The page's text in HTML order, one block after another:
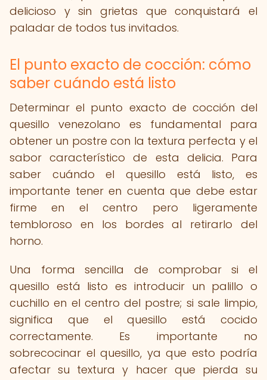
delicioso y sin grietas que conquistará el
paladar de todos tus invitados.
El punto exacto de cocción: cómo
saber cuándo está listo
Determinar el punto exacto de cocción del
quesillo venezolano es fundamental para
obtener un postre con la textura perfecta y el
sabor característico de esta delicia. Para
saber cuándo el quesillo está listo, es
importante tener en cuenta que debe estar
firme en el centro pero ligeramente
tembloroso en los bordes al retirarlo del
horno.
Una forma sencilla de comprobar si el
quesillo está listo es introducir un palillo o
cuchillo en el centro del postre; si sale limpio,
significa que el quesillo está cocido
correctamente. Es importante no
sobrecocinar el quesillo, ya que esto podría
afectar su textura y hacer que pierda su